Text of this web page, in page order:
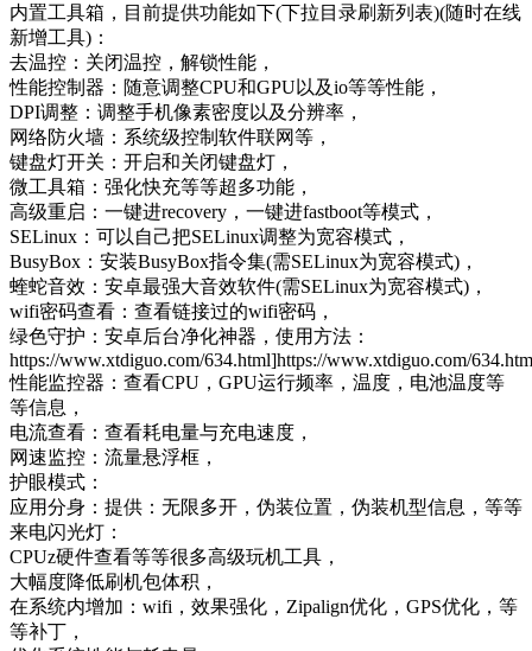
内置工具箱，目前提供功能如下(下拉目录刷新列表)(随时在线
新增工具)：
去温控：关闭温控，解锁性能，
性能控制器：随意调整CPU和GPU以及io等等性能，
DPI调整：调整手机像素密度以及分辨率，
网络防火墙：系统级控制软件联网等，
键盘灯开关：开启和关闭键盘灯，
微工具箱：强化快充等等超多功能，
高级重启：一键进recovery，一键进fastboot等模式，
SELinux：可以自己把SELinux调整为宽容模式，
BusyBox：安装BusyBox指令集(需SELinux为宽容模式)，
蝰蛇音效：安卓最强大音效软件(需SELinux为宽容模式)，
wifi密码查看：查看链接过的wifi密码，
绿色守护：安卓后台净化神器，使用方法：
https://www.xtdiguo.com/634.html]https://www.xtdiguo.com/
性能监控器：查看CPU，GPU运行频率，温度，电池温度等
等信息，
电流查看：查看耗电量与充电速度，
网速监控：流量悬浮框，
护眼模式：
应用分身：提供：无限多开，伪装位置，伪装机型信息，等等
来电闪光灯：
CPUz硬件查看等等很多高级玩机工具，
大幅度降低刷机包体积，
在系统内增加：wifi，效果强化，Zipalign优化，GPS优化，等
等补丁，